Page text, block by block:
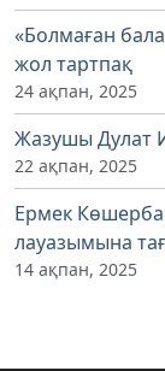
«Болмаған
жол тартпақ
24 ақпан, 2025
Жазушы Дулат
22 ақпан, 2025
Ермек
лауазымына
14 ақпан, 2025